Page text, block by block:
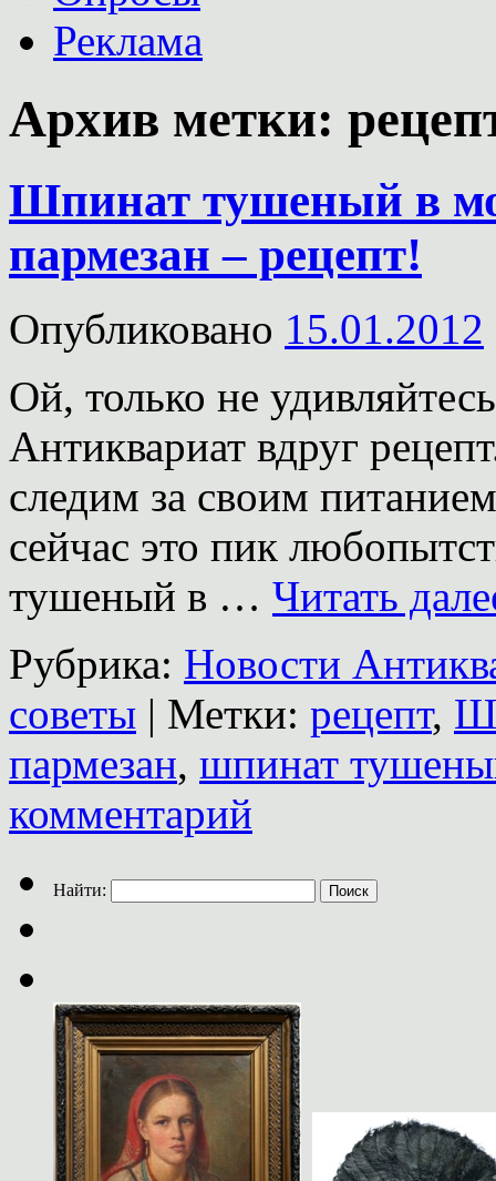
Реклама
Архив метки:
Шпинат тушеный в
пармезан – рецепт!
Опубликовано 15.01.2012
Ой, только не
Антиквариат вдруг
следим за своим
сейчас это пик
тушеный в … Читать
Рубрика: Новости
советы | Метки: рецепт,
пармезан, шпинат
комментарий
Найти: